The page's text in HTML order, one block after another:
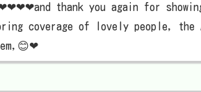
thank you again for
coverage of lovely people, the